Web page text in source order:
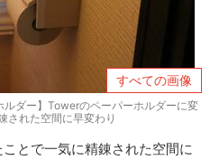
すべての画像
ルダー】Towerのペーパーホルダーに変
された空間に早変わり
とで一気に精錬された空間に